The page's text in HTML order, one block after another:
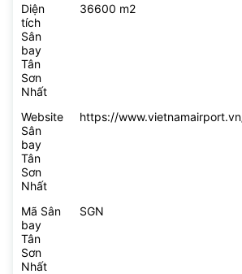
Diện
tích
Sân
bay
Tân
Sơn
Nhất
36600 m2
Website
Sân
bay
Tân
Sơn
Nhất
https://
Mã Sân
bay
Tân
Sơn
Nhất
SGN